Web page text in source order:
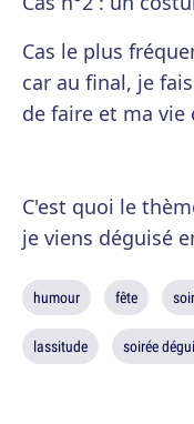
Cas le plus
car au final, je
de faire et ma vie
C'est quoi le
je viens déguisé
humour fête
lassitude soirée